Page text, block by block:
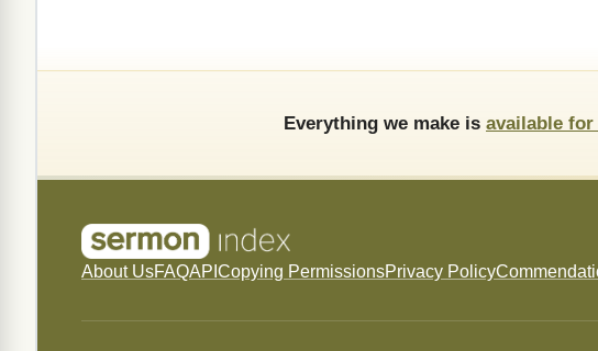
Everything we make is available for
About UsFAQAPI Copying PermissionsPrivacy Policy